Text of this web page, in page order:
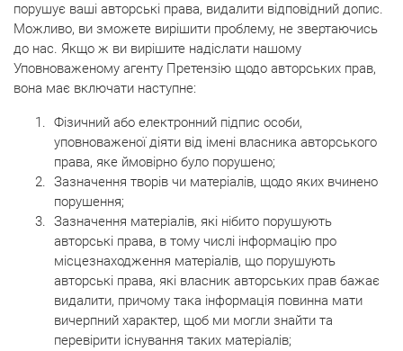
порушує ваші авторські права, видалити відповідний допис.
Можливо, ви зможете вирішити проблему, не звертаючись
до нас. Якщо ж ви вирішите надіслати нашому
Уповноваженому агенту Претензію щодо авторських прав,
вона має включати наступне:
Фізичний або електронний підпис особи,
уповноваженої діяти від імені власника авторського
права, яке ймовірно було порушено;
Зазначення творів чи матеріалів, щодо яких вчинено
порушення;
Зазначення матеріалів, які нібито порушують
авторські права, в тому числі інформацію про
місцезнаходження матеріалів, що порушують
авторські права, які власник авторських прав бажає
видалити, причому така інформація повинна мати
вичерпний характер, щоб ми могли знайти та
перевірити існування таких матеріалів;